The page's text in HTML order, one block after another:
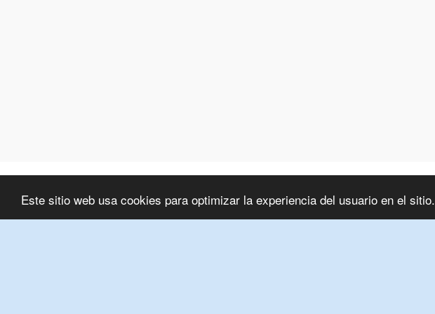
Este sitio web usa cookies para optimizar la experiencia del usuario en el sitio.